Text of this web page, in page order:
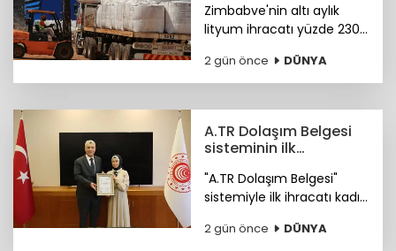
Zimbabve'nin altı aylık
lityum ihracatı yüzde 230
2 gün önce DÜNYA
A.TR Dolaşım Belgesi
sisteminin ilk
Özçelik oldu
"A.TR Dolaşım Belgesi"
sistemiyle ilk ihracatı kadın
yaptı.
2 gün önce DÜNYA